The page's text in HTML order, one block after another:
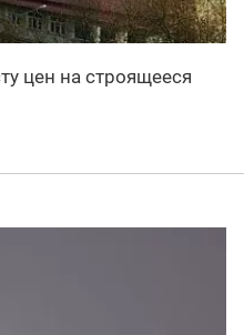
цен на строящееся